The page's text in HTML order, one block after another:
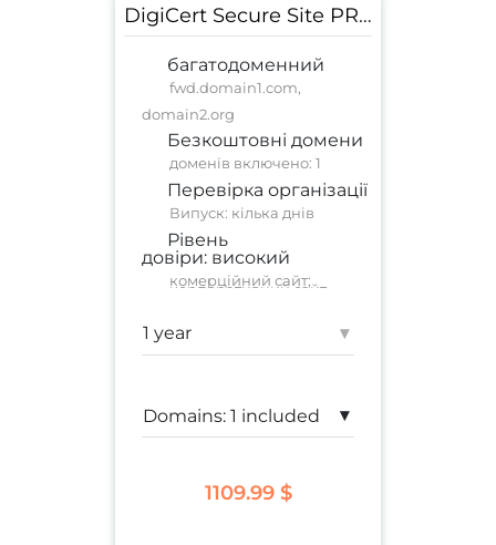
DigiCert Secure Site PRO
багатодоменний
fwd.domain1.com,
domain2.org
Безкоштовні домени
доменів включено: 1
Перевірка організації
Випуск: кілька днів
Рівень
довіри: високий
комерційний сайт;
корпоративний сайт
▾
▾
1109.99 $